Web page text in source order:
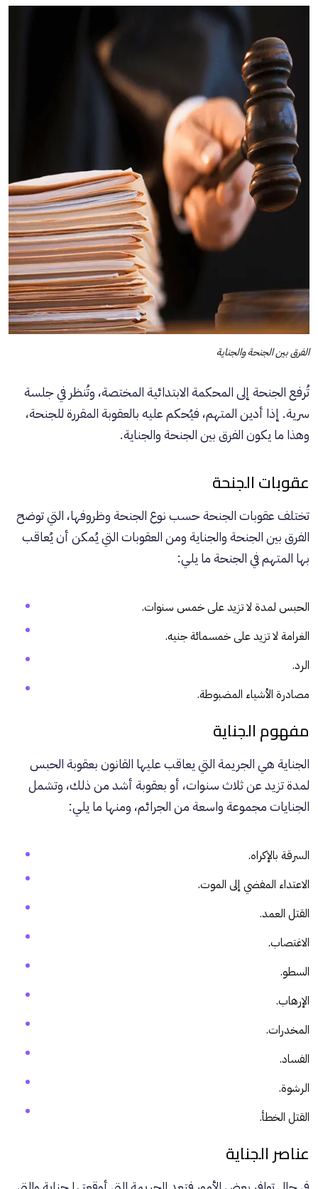
الفرق بين الجنحة والجناية
تُرفع الجنحة إلى المحكمة الابتدائية المختصة، وتُنظر في جلسة
سرية. إذا أدين المتهم، فيُحكم عليه بالعقوبة المقررة للجنحة،
وهذا ما يكون الفرق بين الجنحة والجناية.
عقوبات الجنحة
تختلف عقوبات الجنحة حسب نوع الجنحة وظروفها، التي توضح
الفرق بين الجنحة والجناية ومن العقوبات التي يُمكن أن يُعاقب
بها المتهم في الجنحة ما يلي:
الحبس لمدة لا تزيد على خمس سنوات.
الغرامة لا تزيد على خمسمائة جنيه.
الرد.
مصادرة الأشياء المضبوطة.
مفهوم الجناية
الجناية هي الجريمة التي يعاقب عليها القانون بعقوبة الحبس
لمدة تزيد عن ثلاث سنوات، أو بعقوبة أشد من ذلك، وتشمل
الجنايات مجموعة واسعة من الجرائم، ومنها ما يلي:
السرقة بالإكراه.
الاعتداء المفضي إلى الموت.
القتل العمد.
الاغتصاب.
السطو.
الإرهاب.
المخدرات.
الفساد.
الرشوة.
القتل الخطأ.
عناصر الجناية